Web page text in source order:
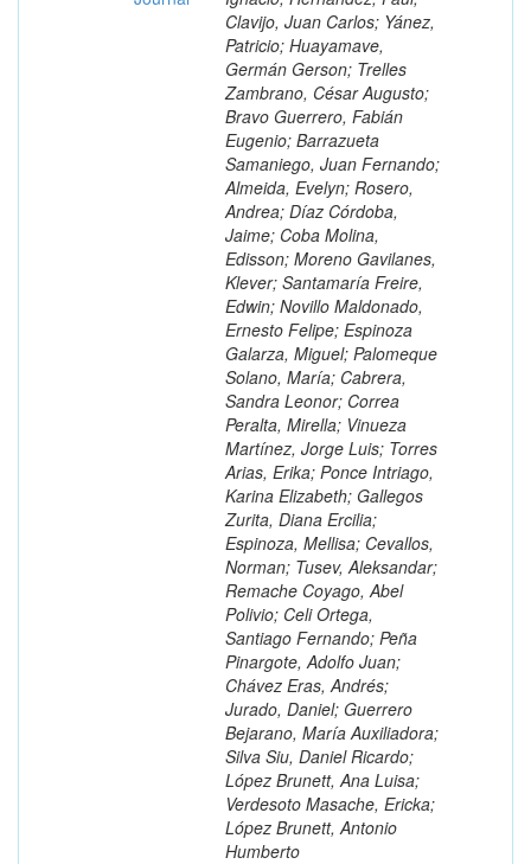
Clavijo, Juan Carlos; Yánez,
Patricio; Huayamave,
Germán Gerson; Trelles
Zambrano, César Augusto;
Bravo Guerrero, Fabián
Eugenio; Barrazueta
Samaniego, Juan Fernando;
Almeida, Evelyn; Rosero,
Andrea; Díaz Córdoba,
Jaime; Coba Molina,
Edisson; Moreno Gavilanes,
Klever; Santamaría Freire,
Edwin; Novillo Maldonado,
Ernesto Felipe; Espinoza
Galarza, Miguel; Palomeque
Solano, María; Cabrera,
Sandra Leonor; Correa
Peralta, Mirella; Vinueza
Martínez, Jorge Luis; Torres
Arias, Erika; Ponce Intriago,
Karina Elizabeth; Gallegos
Zurita, Diana Ercilia;
Espinoza, Mellisa; Cevallos,
Norman; Tusev, Aleksandar;
Remache Coyago, Abel
Polivio; Celi Ortega,
Santiago Fernando; Peña
Pinargote, Adolfo Juan;
Chávez Eras, Andrés;
Jurado, Daniel; Guerrero
Bejarano, María Auxiliadora;
Silva Siu, Daniel Ricardo;
López Brunett, Ana Luisa;
Verdesoto Masache, Ericka;
López Brunett, Antonio
Humberto